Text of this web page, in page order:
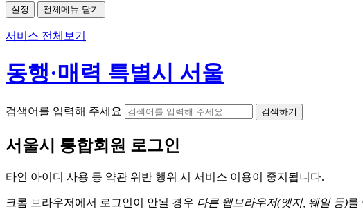
설정 전체메뉴 닫기
서비스 전체보기
동행·매력 특별시 서울
검색어를 입력해 주세요 검색하기
서울시 통합회원 로그인
타인 아이디 사용 등 약관 위반 행위 시 서비스 이용이 중지됩니다.
크롬 브라우저에서 로그인이 안될 경우 다른 웹브라우저(엣지, 웨일 등)를